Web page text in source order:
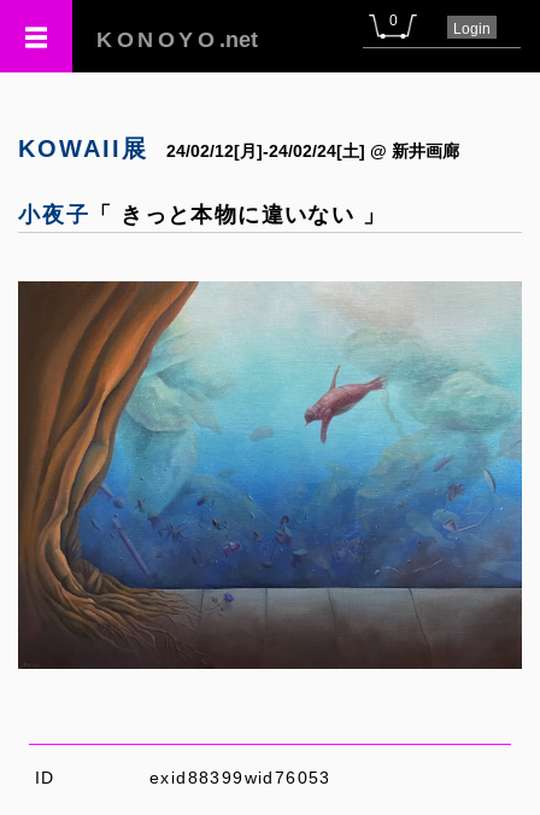
KONOYO .net
0 Login
KOWAII展 24/02/12[月]-24/02/24[土] @ 新井画廊
小夜子 「 きっと本物に違いない 」
ID exid88399wid76053